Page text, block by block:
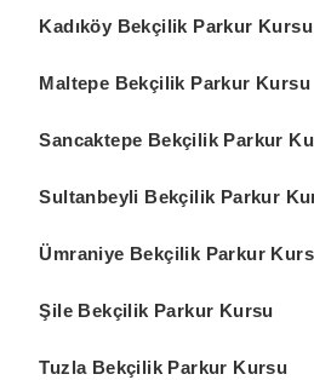
Kadıköy Bekçilik Parkur Kursu
Maltepe Bekçilik Parkur Kursu
Sancaktepe Bekçilik Parkur
Sultanbeyli Bekçilik Parkur
Ümraniye Bekçilik Parkur
Şile Bekçilik Parkur Kursu
Tuzla Bekçilik Parkur Kursu